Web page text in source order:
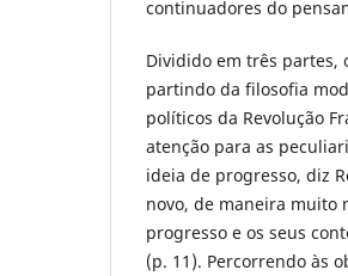
continuadores do
Dividido em três partes,
partindo da filosofia
políticos da Revolução
atenção para as
ideia de progresso, diz
novo, de maneira muito
progresso e os seus
(p. 11). Percorrendo às